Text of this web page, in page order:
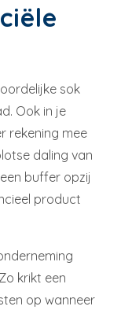
sok
Ook in je
rekening mee
daling van
buffer opzij
product
krikt een
op wanneer